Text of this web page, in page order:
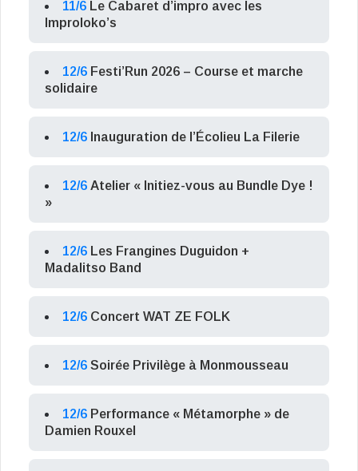
11/6 Le Cabaret d’impro avec les
Improloko’s
12/6 Festi’Run 2026 – Course et marche
solidaire
12/6 Inauguration de l’Écolieu La Filerie
12/6 Atelier « Initiez-vous au Bundle Dye !
»
12/6 Les Frangines Duguidon +
Madalitso Band
12/6 Concert WAT ZE FOLK
12/6 Soirée Privilège à Monmousseau
12/6 Performance « Métamorphe » de
Damien Rouxel